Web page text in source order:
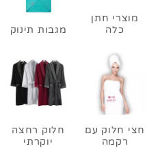
מוצרי חתן
כלה
מגבות תינוק
חצי חלוק עם
רקמה
חלוק רחצה
יוקרתי